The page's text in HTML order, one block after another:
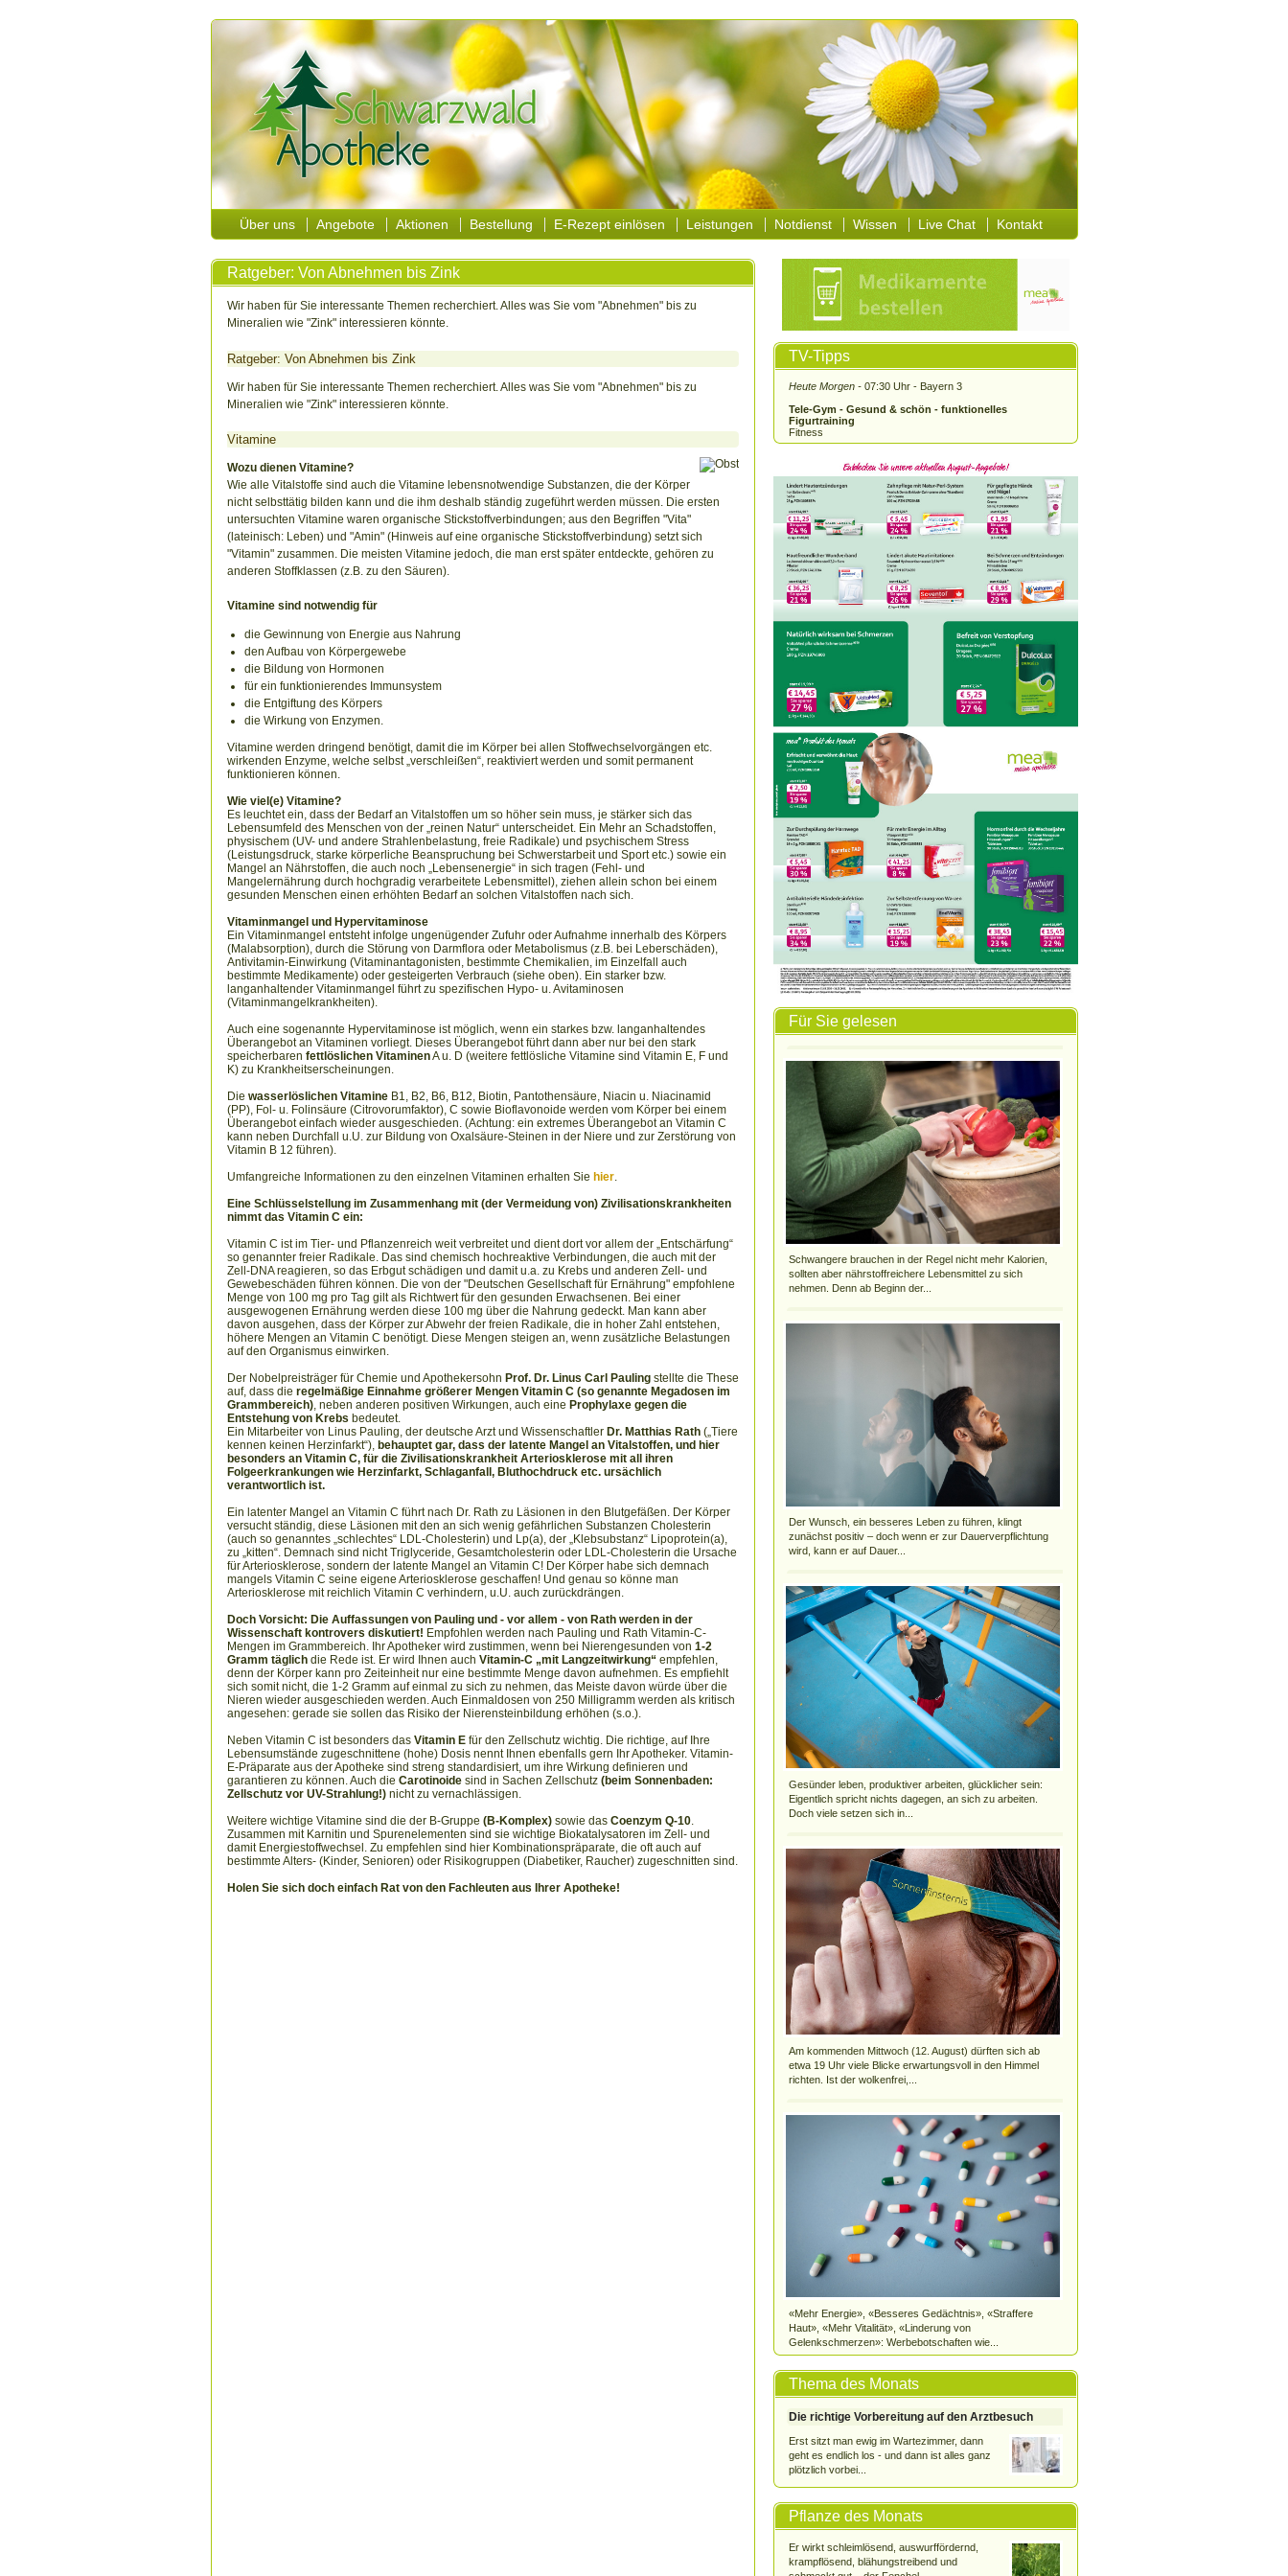
Über uns Angebote Aktionen Bestellung E-Rezept einlösen Leistungen Notdienst Wissen Live Chat Kontakt
Ratgeber: Von Abnehmen bis Zink
Wir haben für Sie interessante Themen recherchiert. Alles was Sie vom "Abnehmen" bis zu
Mineralien wie "Zink" interessieren könnte.
Ratgeber: Von Abnehmen bis Zink
Wir haben für Sie interessante Themen recherchiert. Alles was Sie vom "Abnehmen" bis zu
Mineralien wie "Zink" interessieren könnte.
Vitamine
Wozu dienen Vitamine?
Wie alle Vitalstoffe sind auch die Vitamine lebensnotwendige Substanzen, die der Körper
nicht selbsttätig bilden kann und die ihm deshalb ständig zugeführt werden müssen. Die ersten
untersuchten Vitamine waren organische Stickstoffverbindungen; aus den Begriffen "Vita"
(lateinisch: Leben) und "Amin" (Hinweis auf eine organische Stickstoffverbindung) setzt sich
"Vitamin" zusammen. Die meisten Vitamine jedoch, die man erst später entdeckte, gehören zu
anderen Stoffklassen (z.B. zu den Säuren).
Vitamine sind notwendig für
die Gewinnung von Energie aus Nahrung
den Aufbau von Körpergewebe
die Bildung von Hormonen
für ein funktionierendes Immunsystem
die Entgiftung des Körpers
die Wirkung von Enzymen.
Vitamine werden dringend benötigt, damit die im Körper bei allen Stoffwechselvorgängen etc.
wirkenden Enzyme, welche selbst „verschleißen“, reaktiviert werden und somit permanent
funktionieren können.
Wie viel(e) Vitamine?
Es leuchtet ein, dass der Bedarf an Vitalstoffen um so höher sein muss, je stärker sich das
Lebensumfeld des Menschen von der „reinen Natur“ unterscheidet. Ein Mehr an Schadstoffen,
physischem (UV- und andere Strahlenbelastung, freie Radikale) und psychischem Stress
(Leistungsdruck, starke körperliche Beanspruchung bei Schwerstarbeit und Sport etc.) sowie ein
Mangel an Nährstoffen, die auch noch „Lebensenergie“ in sich tragen (Fehl- und
Mangelernährung durch hochgradig verarbeitete Lebensmittel), ziehen allein schon bei einem
gesunden Menschen einen erhöhten Bedarf an solchen Vitalstoffen nach sich.
Vitaminmangel und Hypervitaminose
Ein Vitaminmangel entsteht infolge ungenügender Zufuhr oder Aufnahme innerhalb des Körpers
(Malabsorption), durch die Störung von Darmflora oder Metabolismus (z.B. bei Leberschäden),
Antivitamin-Einwirkung (Vitaminantagonisten, bestimmte Chemikalien, im Einzelfall auch
bestimmte Medikamente) oder gesteigerten Verbrauch (siehe oben). Ein starker bzw.
langanhaltender Vitaminmangel führt zu spezifischen Hypo- u. Avitaminosen
(Vitaminmangelkrankheiten).
Auch eine sogenannte Hypervitaminose ist möglich, wenn ein starkes bzw. langanhaltendes
Überangebot an Vitaminen vorliegt. Dieses Überangebot führt dann aber nur bei den stark
speicherbaren fettlöslichen VitaminenA u. D (weitere fettlösliche Vitamine sind Vitamin E, F und
K) zu Krankheitserscheinungen.
Die wasserlöslichen VitamineB1, B2, B6, B12, Biotin, Pantothensäure, Niacin u. Niacinamid
(PP), Fol- u. Folinsäure (Citrovorumfaktor), C sowie Bioflavonoide werden vom Körper bei einem
Überangebot einfach wieder ausgeschieden. (Achtung: ein extremes Überangebot an Vitamin C
kann neben Durchfall u.U. zur Bildung von Oxalsäure-Steinen in der Niere und zur Zerstörung von
Vitamin B 12 führen).
Umfangreiche Informationen zu den einzelnen Vitaminen erhalten Sie hier.
Eine Schlüsselstellung im Zusammenhang mit (der Vermeidung von) Zivilisationskrankheiten
nimmt das Vitamin C ein:
Vitamin C ist im Tier- und Pflanzenreich weit verbreitet und dient dort vor allem der „Entschärfung“
so genannter freier Radikale. Das sind chemisch hochreaktive Verbindungen, die auch mit der
Zell-DNA reagieren, so das Erbgut schädigen und damit u.a. zu Krebs und anderen Zell- und
Gewebeschäden führen können. Die von der "Deutschen Gesellschaft für Ernährung" empfohlene
Menge von 100 mg pro Tag gilt als Richtwert für den gesunden Erwachsenen. Bei einer
ausgewogenen Ernährung werden diese 100 mg über die Nahrung gedeckt. Man kann aber
davon ausgehen, dass der Körper zur Abwehr der freien Radikale, die in hoher Zahl entstehen,
höhere Mengen an Vitamin C benötigt. Diese Mengen steigen an, wenn zusätzliche Belastungen
auf den Organismus einwirken.
Der Nobelpreisträger für Chemie und Apothekersohn Prof. Dr. Linus Carl Paulingstellte die These
auf, dass die regelmäßige Einnahme größerer Mengen Vitamin C (so genannte Megadosen im
Grammbereich), neben anderen positiven Wirkungen, auch eine Prophylaxe gegen die
Entstehung von Krebs bedeutet.
Ein Mitarbeiter von Linus Pauling, der deutsche Arzt und Wissenschaftler Dr. Matthias Rath(„Tiere
kennen keinen Herzinfarkt“), behauptet gar, dass der latente Mangel an Vitalstoffen, und hier
besonders an Vitamin C, für die Zivilisationskrankheit Arteriosklerose mit all ihren
Folgeerkrankungen wie Herzinfarkt, Schlaganfall, Bluthochdruck etc. ursächlich
verantwortlich ist.
Ein latenter Mangel an Vitamin C führt nach Dr. Rath zu Läsionen in den Blutgefäßen. Der Körper
versucht ständig, diese Läsionen mit den an sich wenig gefährlichen Substanzen Cholesterin
(auch so genanntes „schlechtes“ LDL-Cholesterin) und Lp(a), der „Klebsubstanz“ Lipoprotein(a),
zu „kitten“. Demnach sind nicht Triglyceride, Gesamtcholesterin oder LDL-Cholesterin die Ursache
für Arteriosklerose, sondern der latente Mangel an Vitamin C! Der Körper habe sich demnach
mangels Vitamin C seine eigene Arteriosklerose geschaffen! Und genau so könne man
Arteriosklerose mit reichlich Vitamin C verhindern, u.U. auch zurückdrängen.
Doch Vorsicht: Die Auffassungen von Pauling und - vor allem - von Rath werden in der
Wissenschaft kontrovers diskutiert! Empfohlen werden nach Pauling und Rath Vitamin-C-
Mengen im Grammbereich. Ihr Apotheker wird zustimmen, wenn bei Nierengesunden von 1-2
Gramm täglichdie Rede ist. Er wird Ihnen auch Vitamin-C „mit Langzeitwirkung“ empfehlen,
denn der Körper kann pro Zeiteinheit nur eine bestimmte Menge davon aufnehmen. Es empfiehlt
sich somit nicht, die 1-2 Gramm auf einmal zu sich zu nehmen, das Meiste davon würde über die
Nieren wieder ausgeschieden werden. Auch Einmaldosen von 250 Milligramm werden als kritisch
angesehen: gerade sie sollen das Risiko der Nierensteinbildung erhöhen (s.o.).
Neben Vitamin C ist besonders das Vitamin Efür den Zellschutz wichtig. Die richtige, auf Ihre
Lebensumstände zugeschnittene (hohe) Dosis nennt Ihnen ebenfalls gern Ihr Apotheker. Vitamin-
E-Präparate aus der Apotheke sind streng standardisiert, um ihre Wirkung definieren und
garantieren zu können. Auch die Carotinoidesind in Sachen Zellschutz (beim Sonnenbaden:
Zellschutz vor UV-Strahlung!)nicht zu vernachlässigen.
Weitere wichtige Vitamine sind die der B-Gruppe (B-Komplex)sowie das Coenzym Q-10.
Zusammen mit Karnitin und Spurenelementen sind sie wichtige Biokatalysatoren im Zell- und
damit Energiestoffwechsel. Zu empfehlen sind hier Kombinationspräparate, die oft auch auf
bestimmte Alters- (Kinder, Senioren) oder Risikogruppen (Diabetiker, Raucher) zugeschnitten sind.
Holen Sie sich doch einfach Rat von den Fachleuten aus Ihrer Apotheke!
TV-Tipps
Heute Morgen -07:30 Uhr - Bayern 3
Tele-Gym - Gesund & schön - funktionelles
Figurtraining
Fitness
Für Sie gelesen
Schwangere brauchen in der Regel nicht mehr Kalorien,
sollten aber nährstoffreichere Lebensmittel zu sich
nehmen. Denn ab Beginn der...
Der Wunsch, ein besseres Leben zu führen, klingt
zunächst positiv – doch wenn er zur Dauerverpflichtung
wird, kann er auf Dauer...
Gesünder leben, produktiver arbeiten, glücklicher sein:
Eigentlich spricht nichts dagegen, an sich zu arbeiten.
Doch viele setzen sich in...
Am kommenden Mittwoch (12. August) dürften sich ab
etwa 19 Uhr viele Blicke erwartungsvoll in den Himmel
richten. Ist der wolkenfrei,...
«Mehr Energie», «Besseres Gedächtnis», «Straffere
Haut», «Mehr Vitalität», «Linderung von
Gelenkschmerzen»: Werbebotschaften wie...
Thema des Monats
Die richtige Vorbereitung auf den Arztbesuch
Erst sitzt man ewig im Wartezimmer, dann
geht es endlich los - und dann ist alles ganz
plötzlich vorbei...
Pflanze des Monats
Er wirkt schleimlösend, auswurffördernd,
krampflösend, blähungstreibend und